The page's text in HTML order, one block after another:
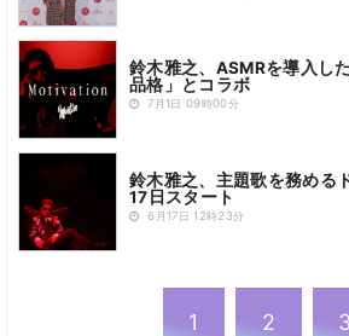
鈴木雅之、ASMRを導入し
品格」とコラボ
7月1日 09時00分
鈴木雅之、主題歌を務める
17日スタート
6月17日 12時23分
1 2 3